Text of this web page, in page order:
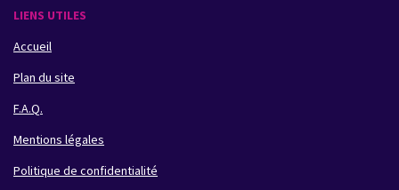
LIENS UTILES
Accueil
Plan du site
F.A.Q.
Mentions légales
Politique de confidentialité